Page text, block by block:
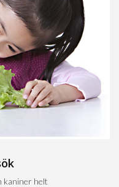
kaniner helt